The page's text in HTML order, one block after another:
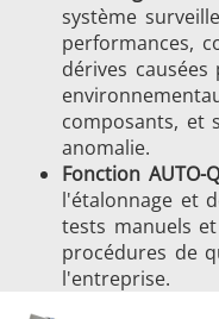
système
performances,
dérives
composants, et
anomalie.
Fonction AUTO-
l'étalonnage et
tests manuels
procédures de
l'entreprise.